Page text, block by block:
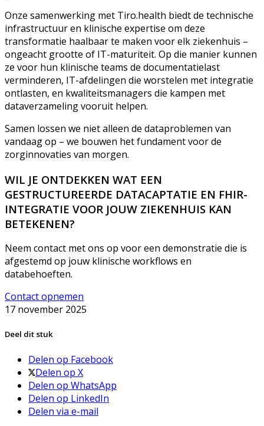
Onze samenwerking met Tiro.health biedt de technische
infrastructuur en klinische expertise om deze
transformatie haalbaar te maken voor elk ziekenhuis –
ongeacht grootte of IT-maturiteit. Op die manier kunnen
ze voor hun klinische teams de documentatielast
verminderen, IT-afdelingen die worstelen met integratie
ontlasten, en kwaliteitsmanagers die kampen met
dataverzameling vooruit helpen.
Samen lossen we niet alleen de dataproblemen van
vandaag op – we bouwen het fundament voor de
zorginnovaties van morgen.
WIL JE ONTDEKKEN WAT EEN
GESTRUCTUREERDE DATACAPTATIE EN FHIR-
INTEGRATIE VOOR JOUW ZIEKENHUIS KAN
BETEKENEN?
Neem contact met ons op voor een demonstratie die is
afgestemd op jouw klinische workflows en
databehoeften.
Contact opnemen
17 november 2025
Deel dit stuk
Delen op Facebook
Delen op X
Delen op WhatsApp
Delen op LinkedIn
Delen via e-mail